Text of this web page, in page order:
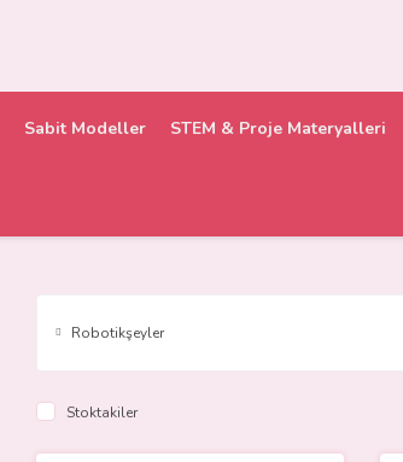
Sabit Modeller STEM & Proje Materyalleri
Robotikşeyler
Stoktakiler